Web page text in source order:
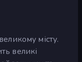
місту.
великі